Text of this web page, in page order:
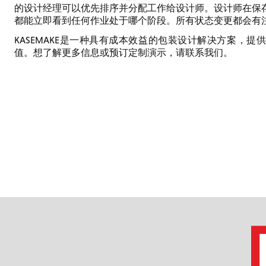
的设计经理可以优先排序并分配工作给设计师。设计师在
都能立即看到任何作业处于哪个阶段。所有状态变更都会
KASEMAKE是一种具有成本效益的包装设计解决方案，提
值。想了解更多信息或预订定制演示，请联系我们。